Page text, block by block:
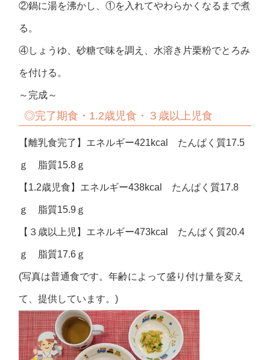
②鍋に湯を沸かし、①を入れてやわらかくなるまで煮
る。
④しょうゆ、砂糖で味を調え、水溶き片栗粉でとろみ
を付ける。
～完成～
◎完了期食・1.2歳児食・３歳以上児食
【離乳食完了】エネルギー421kcal たんぱく質17.5
ｇ 脂質15.8ｇ
【1.2歳児食】エネルギー438kcal たんぱく質17.8
ｇ 脂質15.9ｇ
【３歳以上児】エネルギー473kcal たんぱく質20.4
ｇ 脂質17.6ｇ
(写真は普通食です。年齢によって盛り付け量を変え
て、提供しています。)